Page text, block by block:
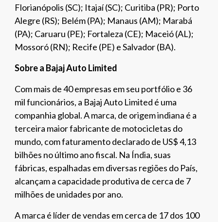
Florianópolis (SC); Itajaí (SC); Curitiba (PR); Porto
Alegre (RS); Belém (PA); Manaus (AM); Marabá
(PA); Caruaru (PE); Fortaleza (CE); Maceió (AL);
Mossoró (RN); Recife (PE) e Salvador (BA).
Sobre a Bajaj Auto Limited
Com mais de 40 empresas em seu portfólio e 36
mil funcionários, a Bajaj Auto Limited é uma
companhia global. A marca, de origem indiana é a
terceira maior fabricante de motocicletas do
mundo, com faturamento declarado de US$ 4,13
bilhões no último ano fiscal. Na Índia, suas
fábricas, espalhadas em diversas regiões do País,
alcançam a capacidade produtiva de cerca de 7
milhões de unidades por ano.
A marca é líder de vendas em cerca de 17 dos 100